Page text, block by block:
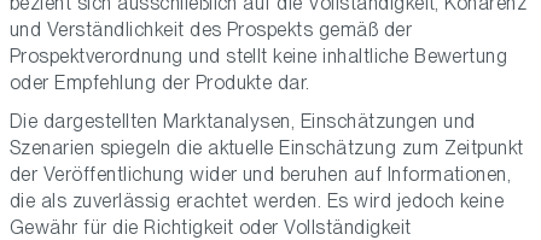
und Verständlichkeit des Prospekts gemäß der
Prospektverordnung und stellt keine inhaltliche Bewertung
oder Empfehlung der Produkte dar.
Die dargestellten Marktanalysen, Einschätzungen und
Szenarien spiegeln die aktuelle Einschätzung zum Zeitpunkt
der Veröffentlichung wider und beruhen auf Informationen,
die als zuverlässig erachtet werden. Es wird jedoch keine
Gewähr für die Richtigkeit oder Vollständigkeit